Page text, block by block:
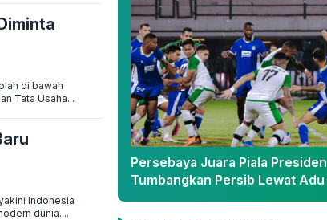
di bawah
Tata Usaha...
Indonesia
dunia....
Persebaya Juara Piala
Tumbangkan Persib Lewat